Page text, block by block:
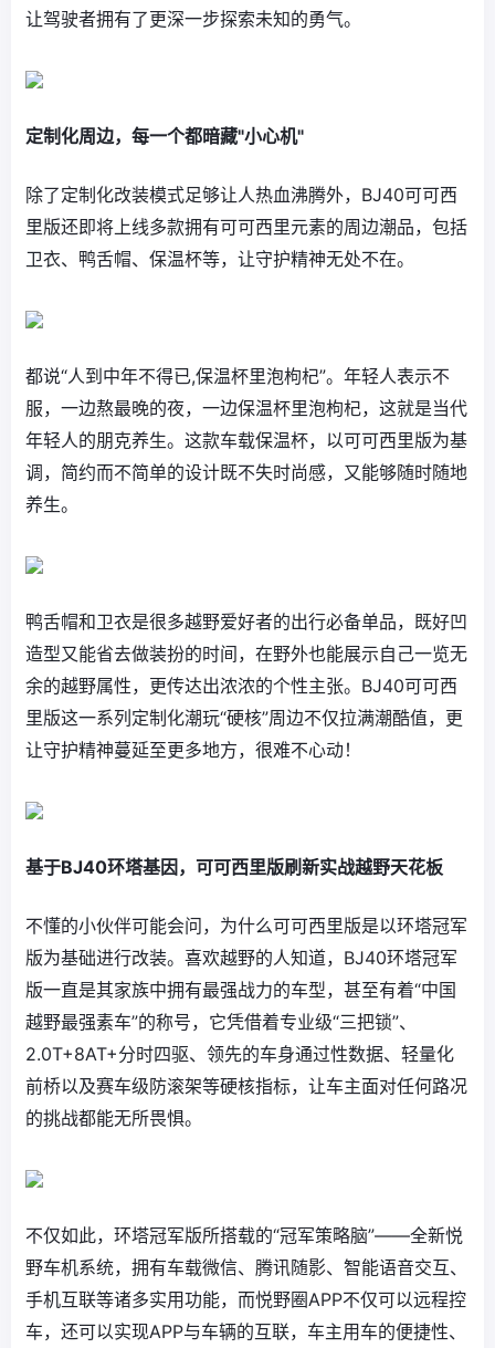
让驾驶者拥有了更深一步探索未知的勇气。
定制化周边，每一个都暗藏"小心机"
除了定制化改装模式足够让人热血沸腾外，BJ40可可西
里版还即将上线多款拥有可可西里元素的周边潮品，包括
卫衣、鸭舌帽、保温杯等，让守护精神无处不在。
都说“人到中年不得已,保温杯里泡枸杞”。年轻人表示不
服，一边熬最晚的夜，一边保温杯里泡枸杞，这就是当代
年轻人的朋克养生。这款车载保温杯，以可可西里版为基
调，简约而不简单的设计既不失时尚感，又能够随时随地
养生。
鸭舌帽和卫衣是很多越野爱好者的出行必备单品，既好凹
造型又能省去做装扮的时间，在野外也能展示自己一览无
余的越野属性，更传达出浓浓的个性主张。BJ40可可西
里版这一系列定制化潮玩“硬核”周边不仅拉满潮酷值，更
让守护精神蔓延至更多地方，很难不心动！
基于BJ40环塔基因，可可西里版刷新实战越野天花板
不懂的小伙伴可能会问，为什么可可西里版是以环塔冠军
版为基础进行改装。喜欢越野的人知道，BJ40环塔冠军
版一直是其家族中拥有最强战力的车型，甚至有着“中国
越野最强素车”的称号，它凭借着专业级“三把锁”、
2.0T+8AT+分时四驱、领先的车身通过性数据、轻量化
前桥以及赛车级防滚架等硬核指标，让车主面对任何路况
的挑战都能无所畏惧。
不仅如此，环塔冠军版所搭载的“冠军策略脑”——全新悦
野车机系统，拥有车载微信、腾讯随影、智能语音交互、
手机互联等诸多实用功能，而悦野圈APP不仅可以远程控
车，还可以实现APP与车辆的互联，车主用车的便捷性、